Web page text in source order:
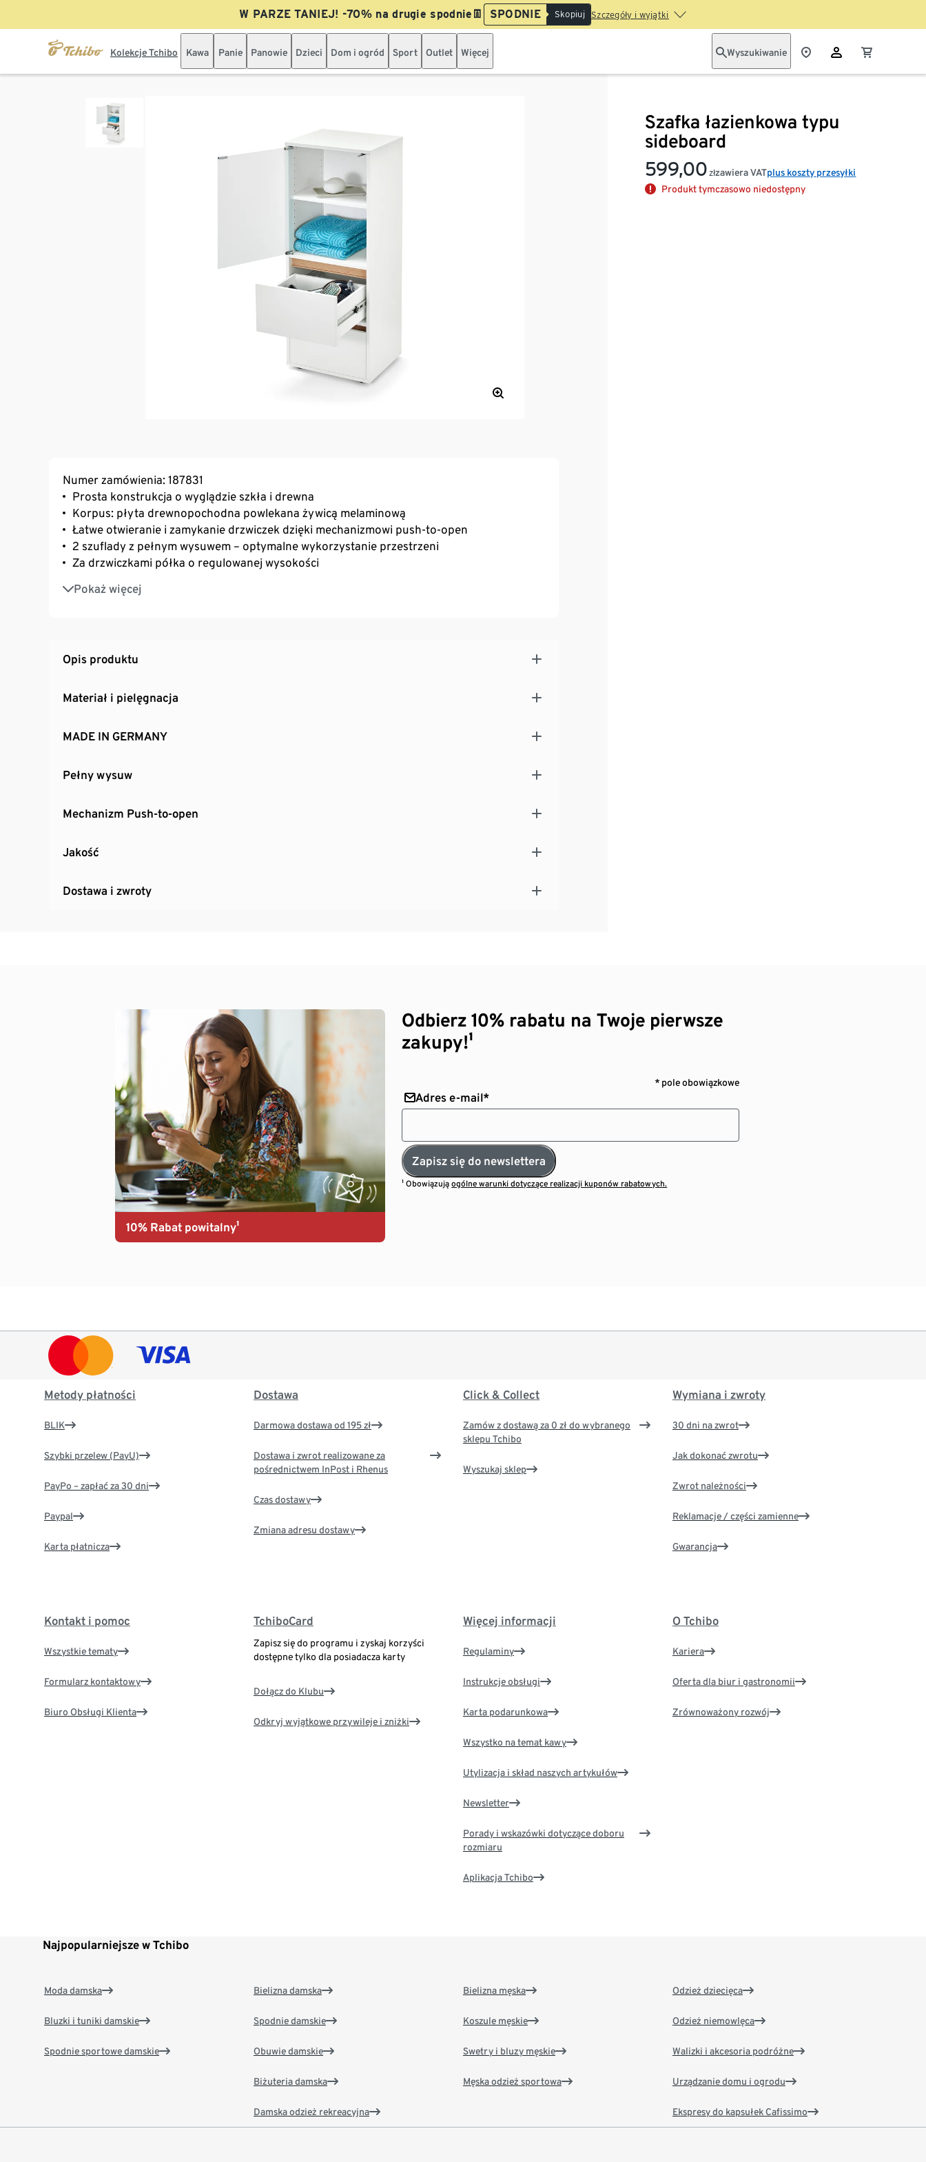
W PARZE TANIEJ! -70% na drugie spodnie👖 SPODNIE Skopiuj Szczegóły i wyjątki
Kolekcje Tchibo Kawa Panie Panowie Dzieci Dom i ogród Sport Outlet Więcej Wyszukiwanie
Szafka łazienkowa typu
sideboard
599,00 złzawiera VATplus koszty przesyłki
Produkt tymczasowo niedostępny
Numer zamówienia: 187831
Prosta konstrukcja o wyglądzie szkła i drewna
Korpus: płyta drewnopochodna powlekana żywicą melaminową
Łatwe otwieranie i zamykanie drzwiczek dzięki mechanizmowi push-to-open
2 szuflady z pełnym wysuwem – optymalne wykorzystanie przestrzeni
Za drzwiczkami półka o regulowanej wysokości
Pokaż więcej
Drzwi z jednowarstwowego szkła hartowanego
Opis produktu
Materiał i pielęgnacja
MADE IN GERMANY
Pełny wysuw
Mechanizm Push-to-open
Jakość
Dostawa i zwroty
10% Rabat powitalny¹
Odbierz 10% rabatu na Twoje pierwsze
zakupy!¹
* pole obowiązkowe
Adres e-mail*
Zapisz się do newslettera
¹ Obowiązująogólne warunki dotyczące realizacji kuponów rabatowych.
Metody płatności
BLIK
Szybki przelew (PayU)
PayPo – zapłać za 30 dni
Paypal
Karta płatnicza
Dostawa
Darmowa dostawa od 195 zł
Dostawa i zwrot realizowane za
pośrednictwem InPost i Rhenus
Czas dostawy
Zmiana adresu dostawy
Click & Collect
Zamów z dostawą za 0 zł do wybranego
sklepu Tchibo
Wyszukaj sklep
Wymiana i zwroty
30 dni na zwrot
Jak dokonać zwrotu
Zwrot należności
Reklamacje / części zamienne
Gwarancja
Kontakt i pomoc
Wszystkie tematy
Formularz kontaktowy
Biuro Obsługi Klienta
TchiboCard
Zapisz się do programu i zyskaj korzyści
dostępne tylko dla posiadacza karty
Dołącz do Klubu
Odkryj wyjątkowe przywileje i zniżki
Więcej informacji
Regulaminy
Instrukcje obsługi
Karta podarunkowa
Wszystko na temat kawy
Utylizacja i skład naszych artykułów
Newsletter
Porady i wskazówki dotyczące doboru
rozmiaru
Aplikacja Tchibo
O Tchibo
Kariera
Oferta dla biur i gastronomii
Zrównoważony rozwój
Najpopularniejsze w Tchibo
Moda damska
Bluzki i tuniki damskie
Spodnie sportowe damskie
Bielizna damska
Spodnie damskie
Obuwie damskie
Biżuteria damska
Damska odzież rekreacyjna
Bielizna męska
Koszule męskie
Swetry i bluzy męskie
Męska odzież sportowa
Odzież dziecięca
Odzież niemowlęca
Walizki i akcesoria podróżne
Urządzanie domu i ogrodu
Ekspresy do kapsułek Cafissimo